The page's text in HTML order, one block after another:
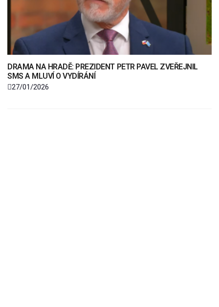
DRAMA NA HRADĚ: PREZIDENT PETR PAVEL ZVEŘEJNIL
SMS A MLUVÍ O VYDÍRÁNÍ
27/01/2026